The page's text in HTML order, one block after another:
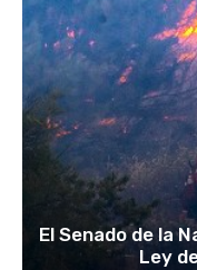
El Senado de la
Ley